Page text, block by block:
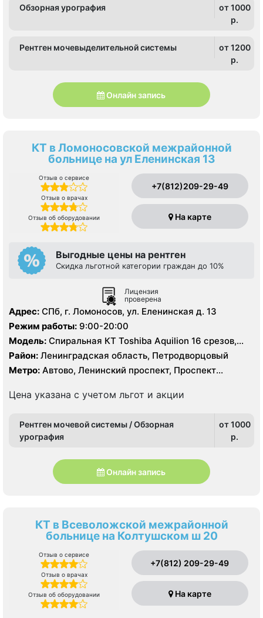
Обзорная урография
от 1000
p.
Рентген мочевыделительной системы
от 1200
p.
Онлайн запись
КТ в Ломоносовской межрайонной
больнице на ул Еленинская 13
Отзыв о сервисе
Отзыв о врачах
Отзыв об оборудовании
+7(812)209-29-49
На карте
Выгодные цены на рентген
Скидка льготной категории граждан до 10%
Лицензия
проверена
Адрес: СПб, г. Ломоносов, ул. Еленинская д. 13
Режим работы: 9:00-20:00
Модель: Спиральная КТ Toshiba Aquilion 16 срезов,
УЗИ, рентген
Район: Ленинградская область, Петродворцовый
Метро: Автово, Ленинский проспект, Проспект
Цена указана с учетом льгот и акции
Рентген мочевой системы / Обзорная
урография
от 1000
p.
Онлайн запись
КТ в Всеволожской межрайонной
больнице на Колтушском ш 20
Отзыв о сервисе
Отзыв о врачах
Отзыв об оборудовании
+7(812) 209-29-49
На карте